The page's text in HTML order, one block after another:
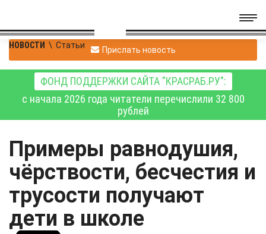
НОВОСТИ \ Статьи Прислать новость
ФОНД ПОДДЕРЖКИ САЙТА "КРАСРАБ.РУ":
с начала 2026 года читатели перечислили 32 800
рублей
Примеры равнодушия,
чёрствости, бесчестия и
трусости получают
дети в школе